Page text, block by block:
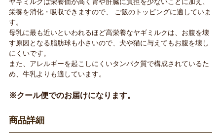
栄養を消化・吸収できますので、 ご飯のトッピングに適していま
す。
母乳に最も近いといわれるほど高栄養なヤギミルクは、お腹を壊
す原因となる脂肪球も小さいので、犬や猫に与えてもお腹を壊し
にくいです。
また、アレルギーを起こしにくいタンパク質で構成されているた
め、牛乳よりも適しています。
※クール便でのお届けになります。
商品詳細